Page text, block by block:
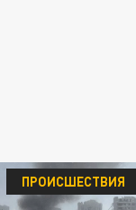
ПРОИСШЕСТВИЯ